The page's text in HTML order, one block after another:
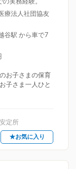
療法人社団協友
谷駅 から車で7
お子さまの保育
子さま一人ひと
定所
★お気に入り